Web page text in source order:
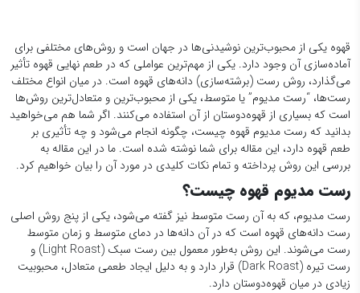
قهوه یکی از محبوب‌ترین نوشیدنی‌ها در جهان است و روش‌های مختلفی برای
آماده‌سازی آن وجود دارد. یکی از مهم‌ترین عواملی که در طعم نهایی قهوه تأثیر
می‌گذارد، روش رست (برشته‌سازی) دانه‌های قهوه است. در میان انواع مختلف
رست‌ها، “رست مدیوم” یا متوسط، یکی از محبوب‌ترین و متعادل‌ترین روش‌ها
است که بسیاری از قهوه‌دوستان از آن استفاده می‌کنند. اگر شما هم می‌خواهید
بدانید که رست مدیوم قهوه چیست، چگونه انجام می‌شود و چه تأثیری بر
طعم قهوه دارد، این مقاله برای شما نوشته شده است. ما در این مقاله به
بررسی این روش پرداخته و تمام نکات کلیدی در مورد آن را بیان خواهیم کرد.
رست مدیوم قهوه چیست؟
رست مدیوم، که به آن رست متوسط نیز گفته می‌شود، یکی از پنج روش اصلی
رست دانه‌های قهوه است که در آن دانه‌ها در دمای متوسط و زمان متوسط
رست می‌شوند. این روش به‌طور معمول بین رست سبک (Light Roast) و
رست تیره (Dark Roast) قرار دارد و به دلیل ایجاد طعمی متعادل، محبوبیت
زیادی در میان قهوه‌دوستان دارد.